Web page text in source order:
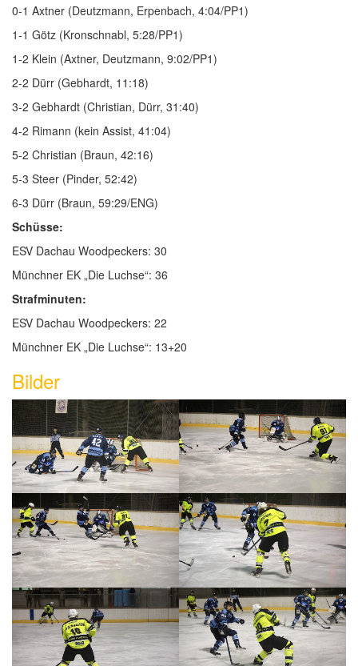
0-1 Axtner (Deutzmann, Erpenbach, 4:04/PP1)
1-1 Götz (Kronschnabl, 5:28/PP1)
1-2 Klein (Axtner, Deutzmann, 9:02/PP1)
2-2 Dürr (Gebhardt, 11:18)
3-2 Gebhardt (Christian, Dürr, 31:40)
4-2 Rimann (kein Assist, 41:04)
5-2 Christian (Braun, 42:16)
5-3 Steer (Pinder, 52:42)
6-3 Dürr (Braun, 59:29/ENG)
Schüsse:
ESV Dachau Woodpeckers: 30
Münchner EK „Die Luchse“: 36
Strafminuten:
ESV Dachau Woodpeckers: 22
Münchner EK „Die Luchse“: 13+20
Bilder